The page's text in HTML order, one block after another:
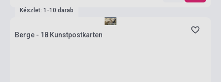
Készlet: 1-10 darab
Berge - 18 Kunstpostkarten